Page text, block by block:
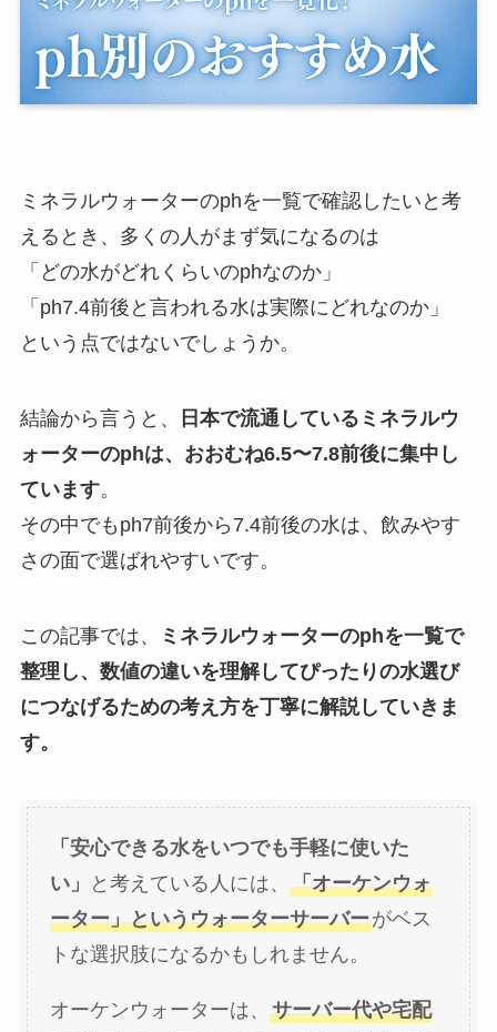
ミネラルウォーターのphを一覧で確認したいと考
えるとき、多くの人がまず気になるのは
「どの水がどれくらいのphなのか」
「ph7.4前後と言われる水は実際にどれなのか」
という点ではないでしょうか。
結論から言うと、
日本で流通しているミネラルウ
ォーターのphは、おおむね6.5〜7.8前後に集中し
ています。
その中でもph7前後から7.4前後の水は、飲みやす
さの面で選ばれやすいです。
この記事では、
ミネラルウォーターのphを一覧で
整理し、数値の違いを理解してぴったりの水選び
につなげるための考え方を丁寧に解説していきま
す。
「安心できる水をいつでも手軽に使いた
い」
と考えている人には、 「オーケンウォ
ーター」というウォーターサーバーがベス
トな選択肢になるかもしれません。
オーケンウォーターは、 サーバー代や宅配